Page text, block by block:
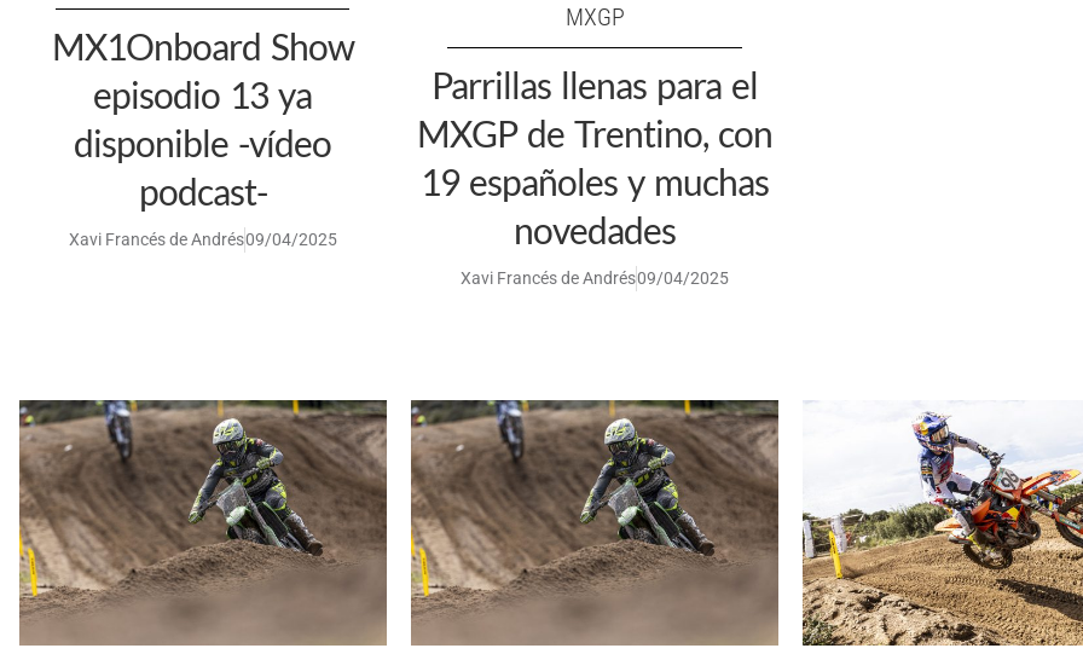
MX1Onboard Show
episodio 13 ya
disponible -vídeo
podcast-
Xavi Francés de Andrés09/04/2025
MXGP
Parrillas llenas para el
MXGP de Trentino, con
19 españoles y muchas
novedades
Xavi Francés de Andrés09/04/2025